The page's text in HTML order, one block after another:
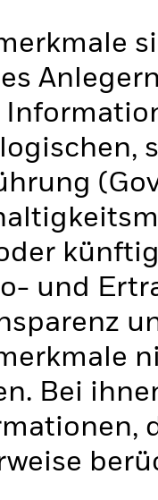
und
Bei